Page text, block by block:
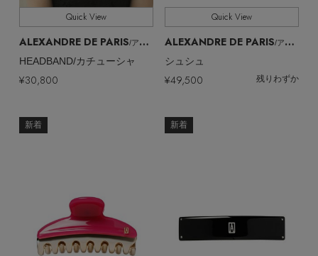
『ELLE』最新号掲載
スカート
ジャケット
フラットシューズ
ハンドバッグ
財布・小物
ボディバッグ・ウェストポーチ
ボストンバッグ
ヘアアクセサリー
スマートフォンケース・タブレットケース
アイウェア
グローブ
ネックレス
バングル・ブレスレット
リング
アンクレット
チャーム
ランジェリー
インナー
すべてのスポーツ
水着・スイムウェア
NEW IN BRAND
Quick View
ALEXANDRE DE PARIS/アレクサンドル ドゥ パリ
HEADBAND/カチューシャ
¥30,800
Quick View
ALEXANDRE DE PARIS/アレクサンドル ドゥ パリ
シュシュ
¥49,500 残りわずか
新着 新着